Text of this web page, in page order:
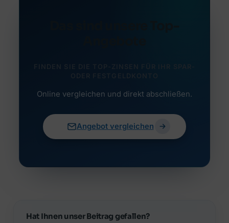
Online vergleichen und direkt abschließen.
Angebot vergleichen
Hat Ihnen unser Beitrag gefallen?